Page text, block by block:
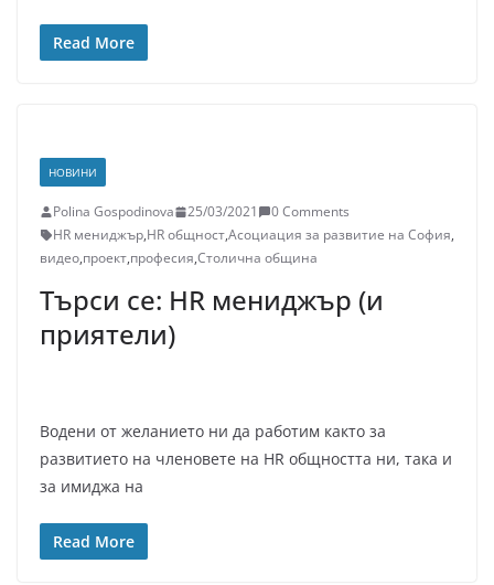
Read More
НОВИНИ
Polina Gospodinova 25/03/2021
0 Comments
HR мениджър,HR общност,Асоциация за развитие на София,
видео,проект,професия,Столична община
Търси се: HR мениджър (и
приятели)
Водени от желанието ни да работим както за
развитието на членовете на HR общността ни, така и
за имиджа на
Read More